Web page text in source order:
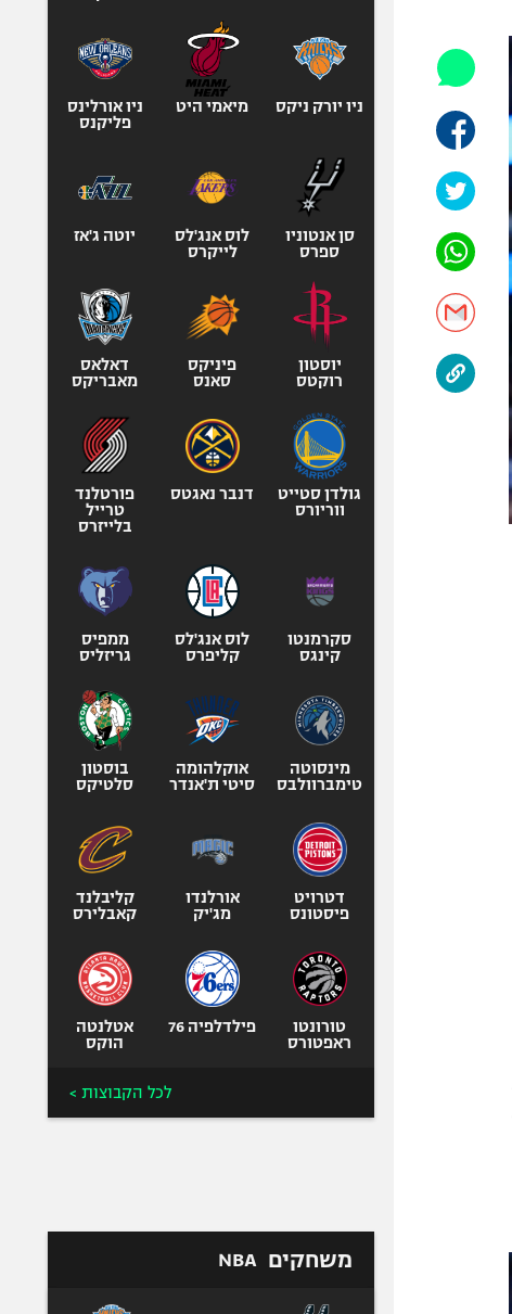
אופניים
ספורט מוטורי
כדורמים
בייסבול MLB
ספורט אתגרי
אומנויות לחימה
ניו יורק ניקס מיאמי היט
ניו אורלינס
פליקנס
סן אנטוניו
ספרס
לוס אנג'לס
לייקרס
יוטה ג'אז
יוסטון
רוקטס
פיניקס
סאנס
דאלאס
מאבריקס
גולדן סטייט
ווריורס
דנבר נאגטס
פורטלנד
טרייל
בלייזרס
סקרמנטו
קינגס
לוס אנג'לס
קליפרס
ממפיס
גריזליס
מינסוטה
טימברוולבס
אוקלהומה
סיטי ת'אנדר
בוסטון
סלטיקס
דטרויט
פיסטונס
אורלנדו
מג'יק
קליבלנד
קאבלירס
טורונטו
ראפטורס
פילדלפיה 76
אטלנטה
הוקס
לכל הקבוצות >
משחקים NBA